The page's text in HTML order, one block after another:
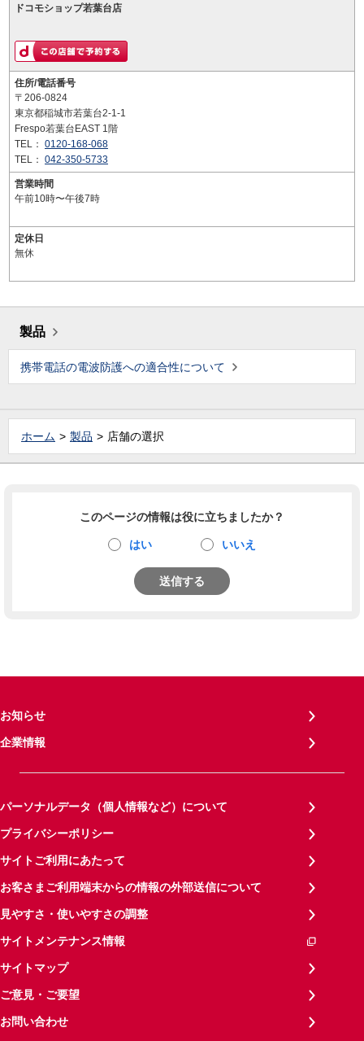
ドコモショップ若葉台店
住所/電話番号
〒206-0824
東京都稲城市若葉台2-1-1
Frespo若葉台EAST 1階
TEL： 0120-168-068
TEL： 042-350-5733
営業時間
午前10時〜午後7時
定休日
無休
製品
携帯電話の電波防護への適合性について
ホーム 製品 店舗の選択
このページの情報は役に立ちましたか？
はい いいえ
送信する
お知らせ
企業情報
パーソナルデータ（個人情報など）について
プライバシーポリシー
サイトご利用にあたって
お客さまご利用端末からの情報の外部送信について
見やすさ・使いやすさの調整
サイトメンテナンス情報
サイトマップ
ご意見・ご要望
お問い合わせ